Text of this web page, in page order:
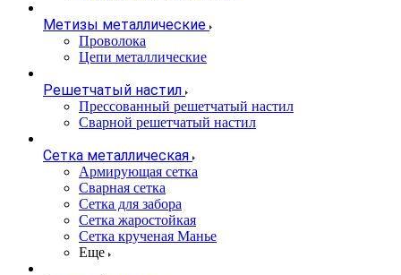
Метизы металлические
Проволока
Цепи металлические
Решетчатый настил
Прессованный решетчатый настил
Сварной решетчатый настил
Сетка металлическая
Армирующая сетка
Сварная сетка
Сетка для забора
Сетка жаростойкая
Сетка крученая Манье
Еще